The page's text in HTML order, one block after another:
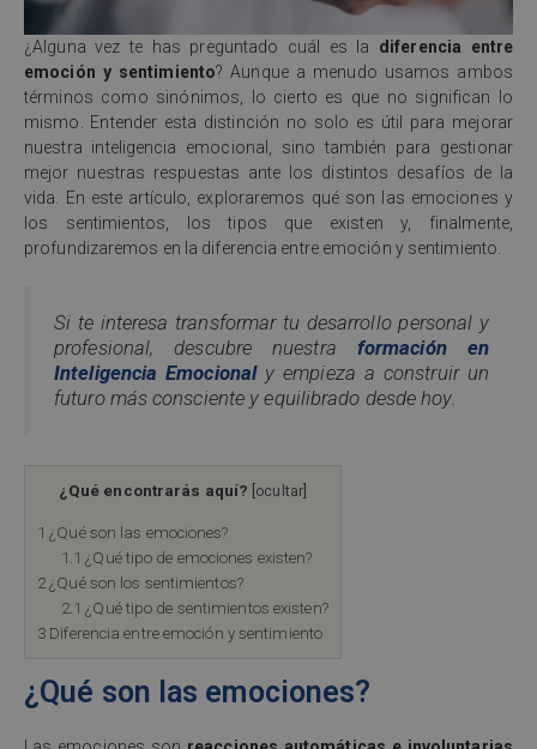
¿Alguna vez te has preguntado cuál es la diferencia entre
emoción y sentimiento? Aunque a menudo usamos ambos
términos como sinónimos, lo cierto es que no significan lo
mismo. Entender esta distinción no solo es útil para mejorar
nuestra inteligencia emocional, sino también para gestionar
mejor nuestras respuestas ante los distintos desafíos de la
vida. En este artículo, exploraremos qué son las emociones y
los sentimientos, los tipos que existen y, finalmente,
profundizaremos en la diferencia entre emoción y sentimiento.
Si te interesa transformar tu desarrollo personal y
profesional, descubre nuestra formación en
Inteligencia Emocionaly empieza a construir un
futuro más consciente y equilibrado desde hoy.
¿Qué encontrarás aquí? ocultar
1 ¿Qué son las emociones?
1.1 ¿Qué tipo de emociones existen?
2¿Qué son los sentimientos?
2.1 ¿Qué tipo de sentimientos existen?
3 Diferencia entre emoción y sentimiento
¿Qué son las emociones?